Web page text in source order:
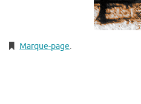
Marque-page.